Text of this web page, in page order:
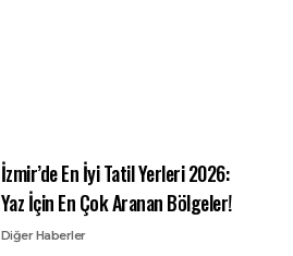
İzmir’de En İyi Tatil Yerleri 2026:
Yaz İçin En Çok Aranan Bölgeler!
Diğer Haberler